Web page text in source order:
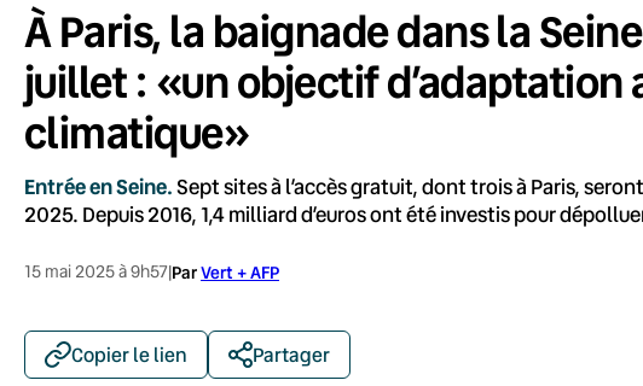
À Paris, la baignade dans la
juillet : «un objectif d’adaptation
climatique»
Entrée en Seine.Sept sites à l’accès gratuit, dont trois à Paris,
2025. Depuis 2016, 1,4 milliard d’euros ont été investis pour
15 mai 2025 à 9h57|ParVert + AFP
Copier le lien Partager